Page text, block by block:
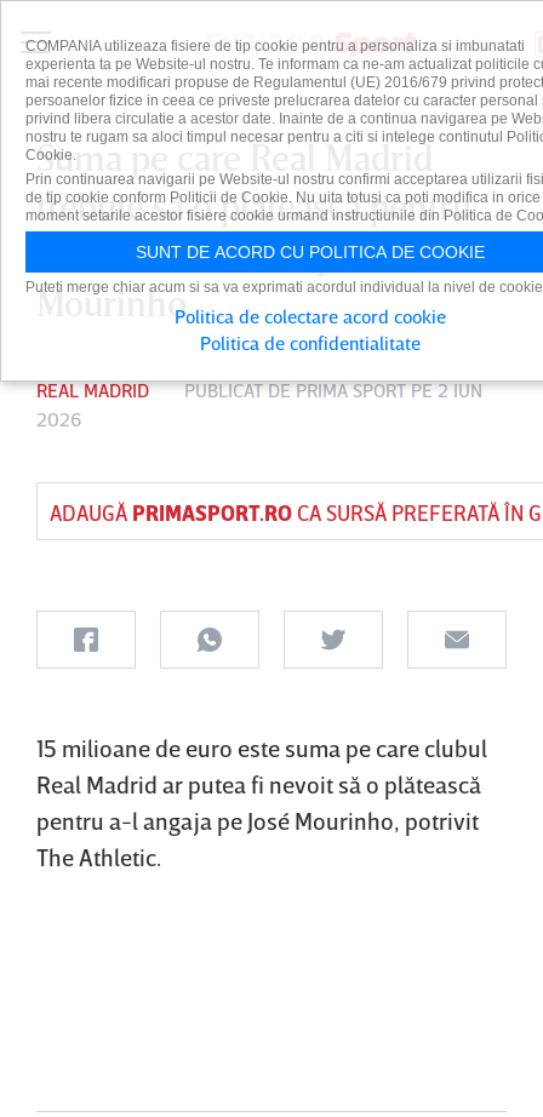
Suma pe care Real Madrid
trebuie să o plătească pentru
a-l numi antrenor pe Jose
Mourinho
REAL MADRID PUBLICAT DEPRIMA SPORTPE 2 IUN
2026
ADAUGĂ PRIMASPORT.ROCA SURSĂ PREFERATĂ ÎN
15 milioane de euro este suma pe care clubul
Real Madrid ar putea fi nevoit să o plătească
pentru a-l angaja pe José Mourinho, potrivit
The Athletic.
COMPANIA utilizeaza fisiere de tip cookie pentru a personaliza si imbunatati
experienta ta pe Website-ul nostru. Te informam ca ne-am actualizat politicile
mai recente modificari propuse de Regulamentul (UE) 2016/679 privind
persoanelor fizice in ceea ce priveste prelucrarea datelor cu caracter personal
privind libera circulatie a acestor date. Inainte de a continua navigarea pe
nostru te rugam sa aloci timpul necesar pentru a citi si intelege continutul
Cookie.
Prin continuarea navigarii pe Website-ul nostru confirmi acceptarea utilizarii
de tip cookie conform Politicii de Cookie. Nu uita totusi ca poti modifica in orice
moment setarile acestor fisiere cookie urmand instructiunile din Politica de
SUNT DE ACORD CU POLITICA DE COOKIE
Puteti merge chiar acum si sa va exprimati acordul individual la nivel de
Politica de colectare acord cookie
Politica de confidentialitate